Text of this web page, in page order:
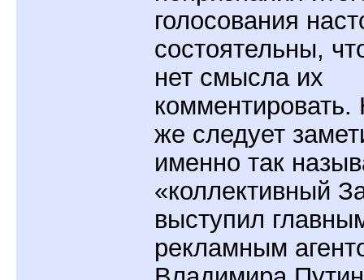
голосования
состоятельны,
нет смысла их
комментировать.
же следует
именно так
«коллективный
выступил
рекламным